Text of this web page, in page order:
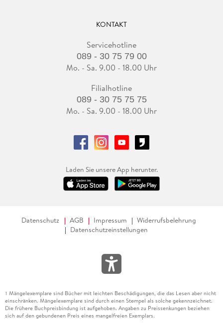
KONTAKT
Servicehotline
089 - 30 75 79 00
Mo. - Sa. 9.00 - 18.00 Uhr
Filialhotline
089 - 30 75 75 75
Mo. - Sa. 9.00 - 18.00 Uhr
Laden Sie unsere App herunter.
Datenschutz AGB Impressum
Widerrufsbelehrung
Datenschutzeinstellungen
1 Mängelexemplare sind Bücher mit leichten Beschädigungen, die das Lesen aber nicht
einschränken. Mängelexemplare sind durch einen Stempel als solche gekennzeichnet.
Die frühere Buchpreisbindung ist aufgehoben. Angaben zu Preissenkungen beziehen
sich auf den gebundenen Preis eines mangelfreien Exemplars.